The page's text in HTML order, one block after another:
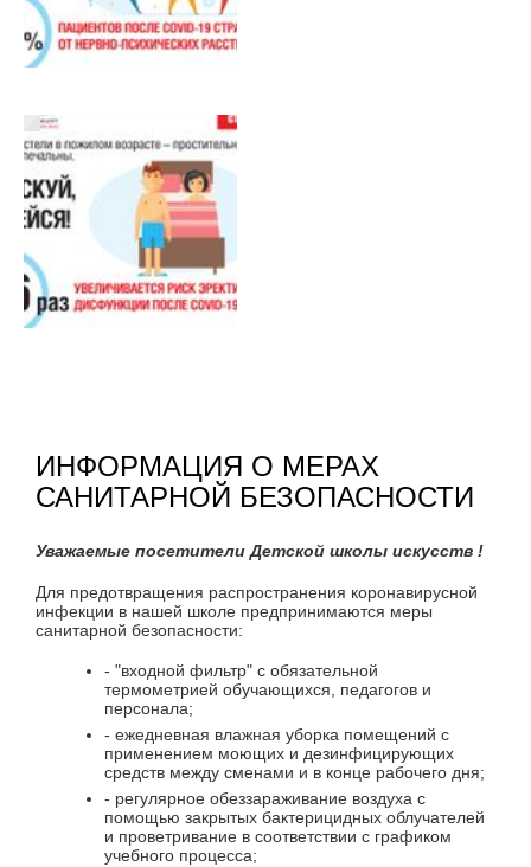
ИНФОРМАЦИЯ О МЕРАХ
САНИТАРНОЙ БЕЗОПАСНОСТИ
Уважаемые посетители Детской школы искусств !
Для предотвращения распространения коронавирусной
инфекции в нашей школе предпринимаются меры
санитарной безопасности:
- "входной фильтр" с обязательной
термометрией обучающихся, педагогов и
персонала;
- ежедневная влажная уборка помещений с
применением моющих и дезинфицирующих
средств между сменами и в конце рабочего дня;
- регулярное обеззараживание воздуха с
помощью закрытых бактерицидных облучателей
и проветривание в соответствии с графиком
учебного процесса;